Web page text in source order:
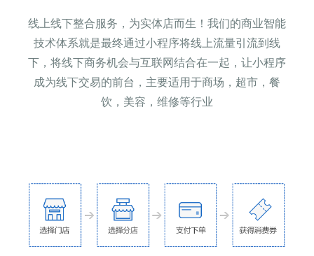
线上线下整合服务，为实体店而生！我们的商业智能
技术体系就是最终通过小程序将线上流量引流到线
下，将线下商务机会与互联网结合在一起，让小程序
成为线下交易的前台，主要适用于商场，超市，餐
饮，美容，维修等行业